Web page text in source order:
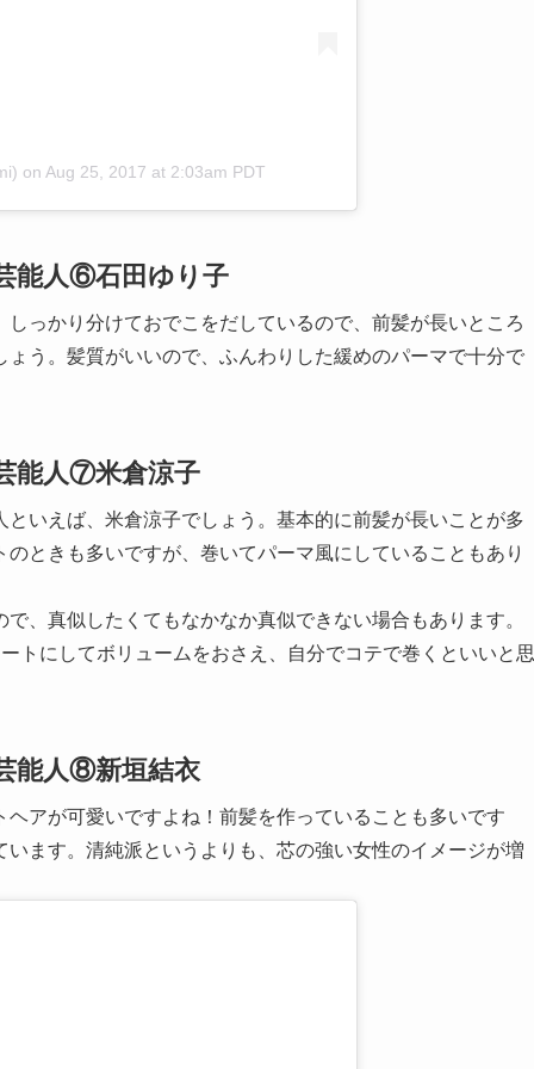
on Aug 25, 2017 at 2:03am PDT
能人⑥石田ゆり子
っかり分けておでこをだしているので、前髪が長いところ
う。髪質がいいので、ふんわりした緩めのパーマで十分で
能人⑦米倉涼子
いえば、米倉涼子でしょう。基本的に前髪が長いことが多
ときも多いですが、巻いてパーマ風にしていることもあり
、真似したくてもなかなか真似できない場合もあります。
トにしてボリュームをおさえ、自分でコテで巻くといいと思
能人⑧新垣結衣
アが可愛いですよね！前髪を作っていることも多いです
ます。清純派というよりも、芯の強い女性のイメージが増